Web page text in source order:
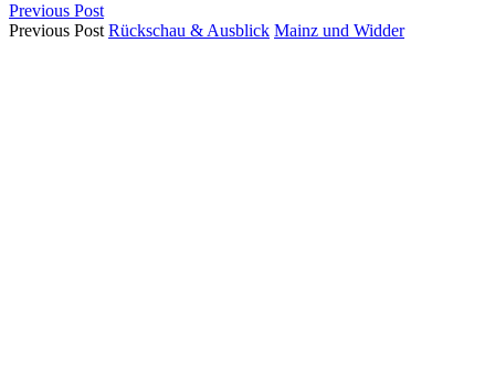
Previous Post
Previous Post Rückschau & Ausblick Mainz und Widder